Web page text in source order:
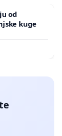
od
kuge